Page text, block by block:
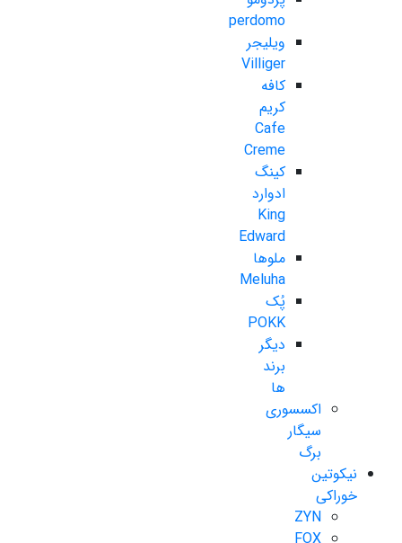
perdomo
ویلیجر
Villiger
کافه
کریم
Cafe
Creme
کینگ
ادوارد
King
Edward
ملوها
Meluha
پُک
POKK
دیگر
برند
ها
اکسسوری
سیگار
برگ
نیکوتین
خوراکی
ZYN